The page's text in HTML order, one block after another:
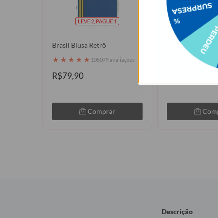
LEVE 2, PAGUE 1
Brasil Blusa Retrô
★ ★ ★ ★ ★ 105079 avaliações
R$79,90
Comprar
Go Strap -
★★ 60
Descrição